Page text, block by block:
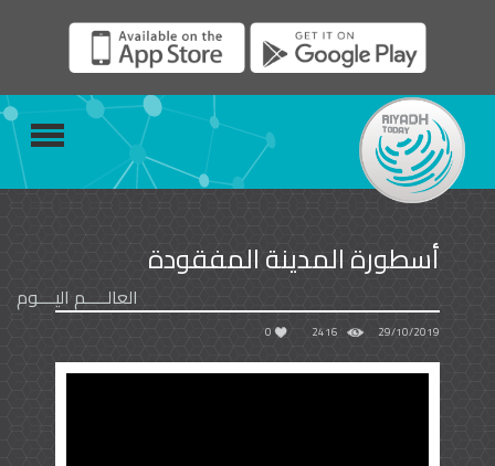
أسطورة المدينة المفقودة
العالـــــم اليــــوم
29/10/2019
2416
0